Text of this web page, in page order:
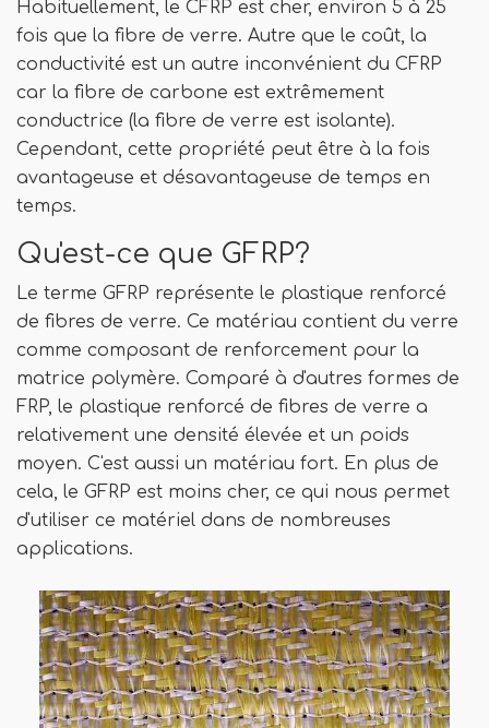
Habituellement, le CFRP est cher, environ 5 à 25
fois que la fibre de verre. Autre que le coût, la
conductivité est un autre inconvénient du CFRP
car la fibre de carbone est extrêmement
conductrice (la fibre de verre est isolante).
Cependant, cette propriété peut être à la fois
avantageuse et désavantageuse de temps en
temps.
Qu'est-ce que GFRP?
Le terme GFRP représente le plastique renforcé
de fibres de verre. Ce matériau contient du verre
comme composant de renforcement pour la
matrice polymère. Comparé à d'autres formes de
FRP, le plastique renforcé de fibres de verre a
relativement une densité élevée et un poids
moyen. C'est aussi un matériau fort. En plus de
cela, le GFRP est moins cher, ce qui nous permet
d'utiliser ce matériel dans de nombreuses
applications.